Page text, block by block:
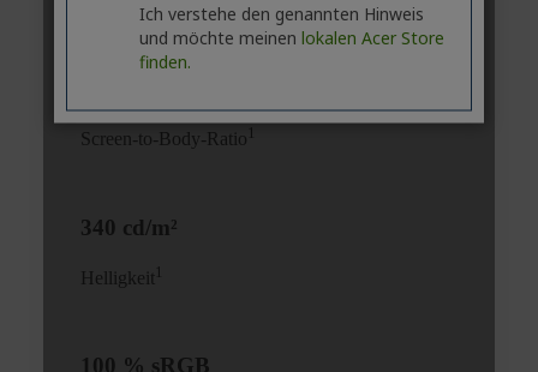
Ich verstehe den genannten Hinweis
und möchte meinen lokalen Acer Store
finden.